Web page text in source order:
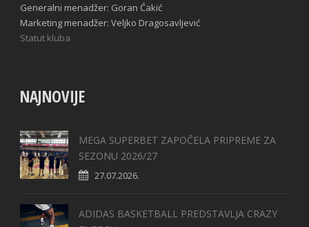
Generalni menadžer: Goran Ćakić
Marketing menadžer: Veljko Dragosavljević
Statut kluba
NAJNOVIJE
MEGA SUPERBET ZAPOČELA PRIPREME ZA
SEZONU 2026/27
27.07.2026.
ADIDAS BASKETBALL PREDSTAVLJA CRAZY